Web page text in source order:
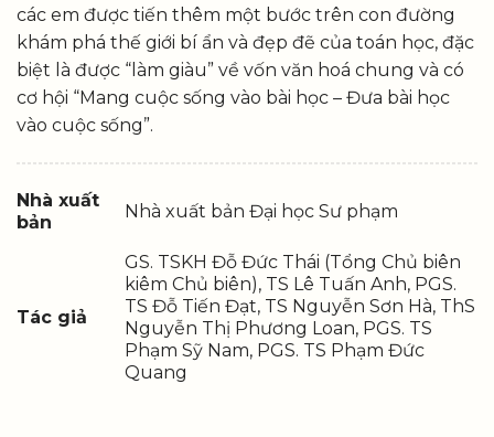
các em được tiến thêm một bước trên con đường
khám phá thế giới bí ẩn và đẹp đẽ của toán học, đặc
biệt là được “làm giàu” về vốn văn hoá chung và có
cơ hội “Mang cuộc sống vào bài học – Đưa bài học
vào cuộc sống”.
Nhà xuất
bản
Nhà xuất bản Đại học Sư phạm
Tác giả
GS. TSKH Đỗ Đức Thái (Tổng Chủ biên
kiêm Chủ biên), TS Lê Tuấn Anh, PGS.
TS Đỗ Tiến Đạt, TS Nguyễn Sơn Hà, ThS
Nguyễn Thị Phương Loan, PGS. TS
Phạm Sỹ Nam, PGS. TS Phạm Đức
Quang